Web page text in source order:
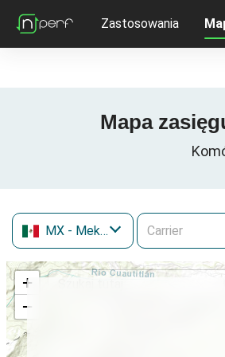
Zastosowania
Mapa
MX - Meksyk
+
−